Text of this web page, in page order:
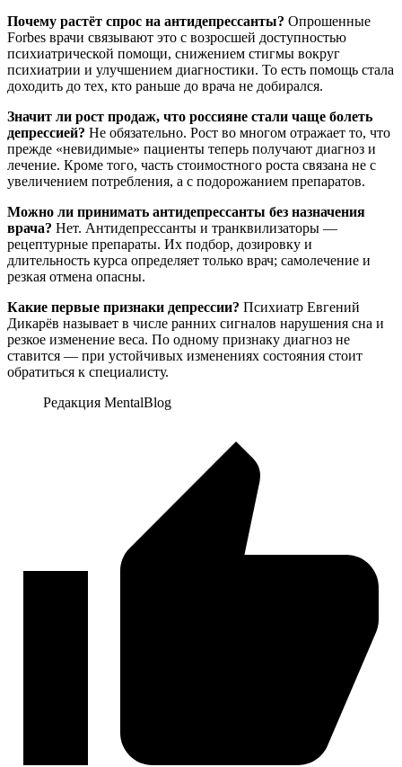
Почему растёт спрос на антидепрессанты? Опрошенные
Forbes врачи связывают это с возросшей доступностью
психиатрической помощи, снижением стигмы вокруг
психиатрии и улучшением диагностики. То есть помощь стала
доходить до тех, кто раньше до врача не добирался.
Значит ли рост продаж, что россияне стали чаще болеть
депрессией? Не обязательно. Рост во многом отражает то, что
прежде «невидимые» пациенты теперь получают диагноз и
лечение. Кроме того, часть стоимостного роста связана не с
увеличением потребления, а с подорожанием препаратов.
Можно ли принимать антидепрессанты без назначения
врача? Нет. Антидепрессанты и транквилизаторы —
рецептурные препараты. Их подбор, дозировку и
длительность курса определяет только врач; самолечение и
резкая отмена опасны.
Какие первые признаки депрессии? Психиатр Евгений
Дикарёв называет в числе ранних сигналов нарушения сна и
резкое изменение веса. По одному признаку диагноз не
ставится — при устойчивых изменениях состояния стоит
обратиться к специалисту.
Редакция MentalBlog